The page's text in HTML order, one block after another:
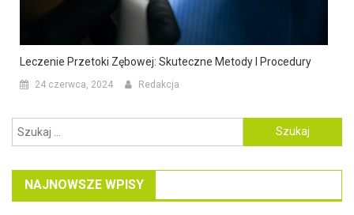
Leczenie Przetoki Zębowej: Skuteczne Metody I Procedury
24 czerwca, 2024 Redakcja
Szukaj:
NAJNOWSZE WPISY